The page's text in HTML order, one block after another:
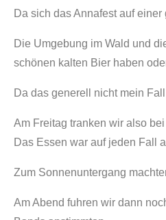
Da sich das Annafest auf
Die Umgebung im Wald und
schönen kalten Bier haben
Da das generell nicht mein
Am Freitag tranken wir also
Das Essen war auf jeden Fall
Zum Sonnenuntergang
Am Abend fuhren wir dann